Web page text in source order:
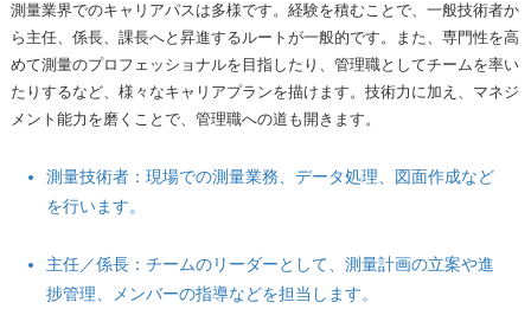
測量業界でのキャリアパスは多様です。経験を積むことで、一般技術者か
ら主任、係長、課長へと昇進するルートが一般的です。また、専門性を高
めて測量のプロフェッショナルを目指したり、管理職としてチームを率い
たりするなど、様々なキャリアプランを描けます。技術力に加え、マネジ
メント能力を磨くことで、管理職への道も開きます。
測量技術者：現場での測量業務、データ処理、図面作成など
を行います。
主任／係長：チームのリーダーとして、測量計画の立案や進
捗管理、メンバーの指導などを担当します。